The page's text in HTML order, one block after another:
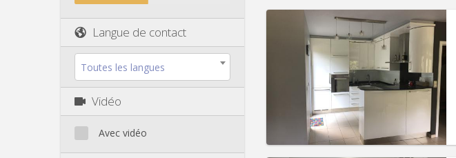
Langue de contact
Toutes les langues
Vidéo
Avec vidéo Infos Pratiques
Charges:110 €
12 mois
Domiciliation:Non